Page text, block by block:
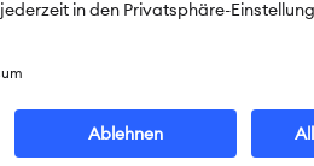
als freie Redakteurin und